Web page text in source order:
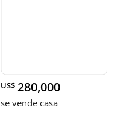
US$ 280,000
se vende casa